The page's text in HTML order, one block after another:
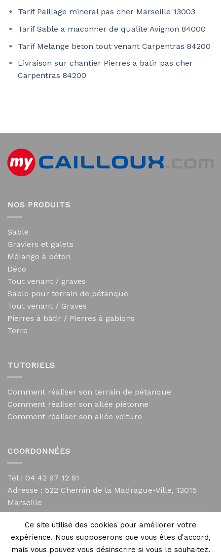
Tarif Paillage mineral pas cher Marseille 13003
Tarif Sable a maconner de qualite Avignon 84000
Tarif Melange beton tout venant Carpentras 84200
Livraison sur chantier Pierres a batir pas cher
Carpentras 84200
NOS PRODUITS
Sable
Graviers et galets
Mélange à béton
Déco
Tout venant / graves
Sable pour terrain de pétanque
Tout venant / Graves
Pierres à bâtir / Pierres à gabions
Terre
TUTORIELS
Comment réaliser son terrain de pétanque
Comment réaliser son allée piétonne
Comment réaliser son allée voiture
COORDONNÉES
Tel : 04 42 97 12 91
Adresse : 522 Chemin de la Madrague-Ville, 13015
Marseille
contact@mycailloux.com
Mentions légales
Ce site utilise des cookies pour améliorer votre
expérience. Nous supposerons que vous êtes d'accord,
mais vous pouvez vous désinscrire si vous le souhaitez.